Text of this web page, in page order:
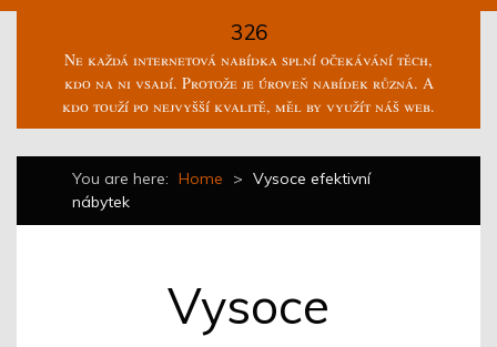
326
Ne každá internetová nabídka splní očekávání těch,
kdo na ni vsadí. Protože je úroveň nabídek různá. A
kdo touží po nejvyšší kvalitě, měl by využít náš web.
You are here: Home > Vysoce efektivní
nábytek
Vysoce